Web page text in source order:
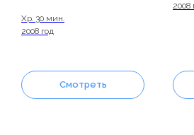
Хр. 30 мин.
2008 год
Смотреть
2008